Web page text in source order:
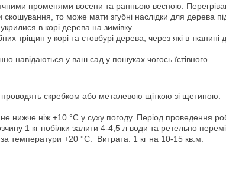
променями восени та ранньою весною.
то може мати згубні наслідки для дерева
в корі дерева на зимівку.
тріщин у корі та стовбурі дерева, через які в
навідаються у ваш сад у пошуках чогось їстівного.
скребком або металевою щіткою зі щетиною.
нижче ніж +10 °C у суху погоду. Період проведення
1 кг побілки залити 4-4,5 л води та ретельно
температури +20 °C. Витрата: 1 кг на 10-15 кв.м.